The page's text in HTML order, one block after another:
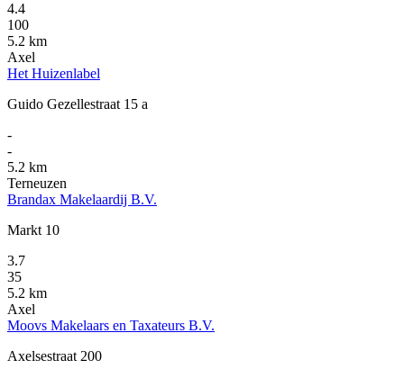
4.4
100
5.2 km
Axel
Het Huizenlabel
Guido Gezellestraat 15 a
-
-
5.2 km
Terneuzen
Brandax Makelaardij B.V.
Markt 10
3.7
35
5.2 km
Axel
Moovs Makelaars en Taxateurs B.V.
Axelsestraat 200